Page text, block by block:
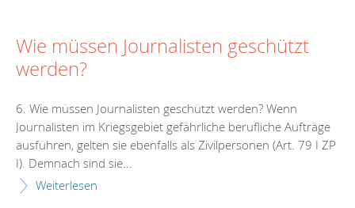
Wie müssen Journalisten geschützt
werden?
6. Wie müssen Journalisten geschützt werden? Wenn
Journalisten im Kriegsgebiet gefährliche berufliche Aufträge
ausführen, gelten sie ebenfalls als Zivilpersonen (Art. 79 I ZP
I). Demnach sind sie...
Weiterlesen